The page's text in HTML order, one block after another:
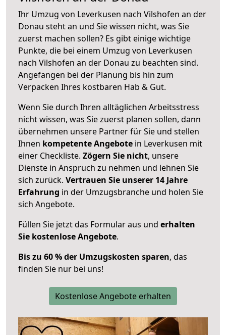
Ihr Umzug von Leverkusen nach Vilshofen an der
Donau steht an und Sie wissen nicht, was Sie
zuerst machen sollen? Es gibt einige wichtige
Punkte, die bei einem Umzug von Leverkusen
nach Vilshofen an der Donau zu beachten sind.
Angefangen bei der Planung bis hin zum
Verpacken Ihres kostbaren Hab & Gut.
Wenn Sie durch Ihren alltäglichen Arbeitsstress
nicht wissen, was Sie zuerst planen sollen, dann
übernehmen unsere Partner für Sie und stellen
Ihnen kompetente Angebote in Leverkusen mit
einer Checkliste. Zögern Sie nicht, unsere
Dienste in Anspruch zu nehmen und lehnen Sie
sich zurück. Vertrauen Sie unserer 14 Jahre
Erfahrung in der Umzugsbranche und holen Sie
sich Angebote.
Füllen Sie jetzt das Formular aus und erhalten
Sie kostenlose Angebote.
Bis zu 60 % der Umzugskosten sparen, das
finden Sie nur bei uns!
Kostenlose Angebote erhalten